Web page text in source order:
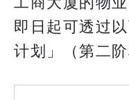
即日起可透过
计划」（第二